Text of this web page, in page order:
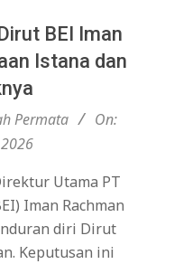
BEI Iman
Istana dan
Permata
On:
Utama PT
Iman Rachman
diri Dirut
Keputusan ini